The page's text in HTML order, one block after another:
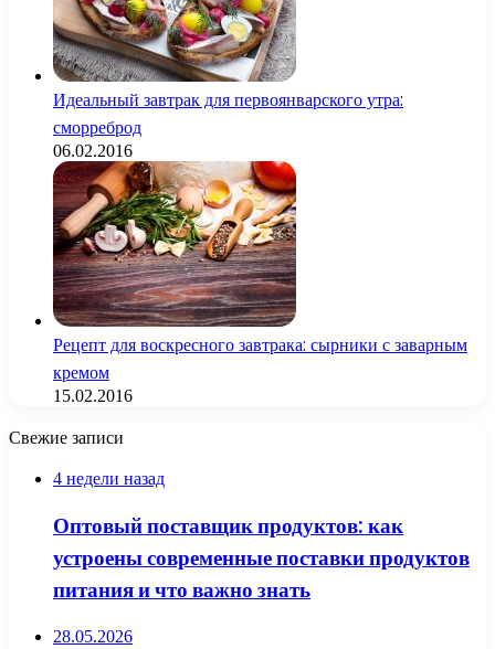
Идеальный завтрак для первоянварского утра:
сморреброд
06.02.2016
Рецепт для воскресного завтрака: сырники с заварным
кремом
15.02.2016
Свежие записи
4 недели назад
Оптовый поставщик продуктов: как
устроены современные поставки продуктов
питания и что важно знать
28.05.2026